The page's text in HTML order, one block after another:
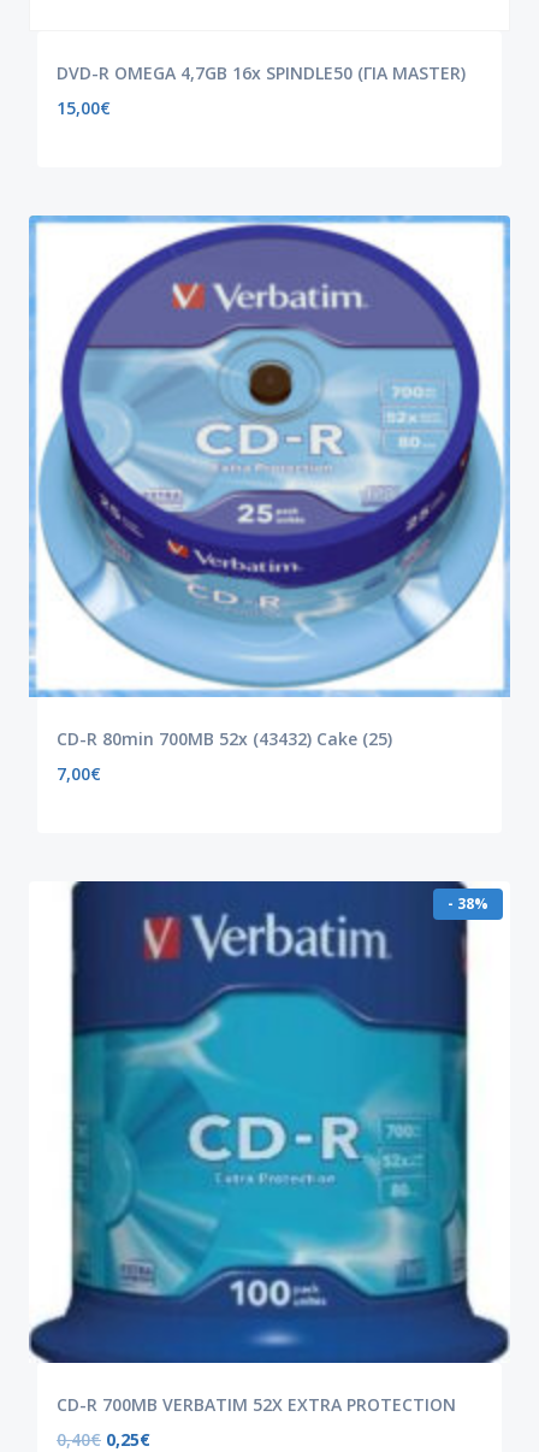
DVD-R OMEGA 4,7GB 16x SPINDLE50 (ΓΙΑ MASTER)
15,00€
CD-R 80min 700MB 52x (43432) Cake (25)
7,00€
- 38%
CD-R 700MB VERBATIM 52X EXTRA PROTECTION
0,40€ 0,25€